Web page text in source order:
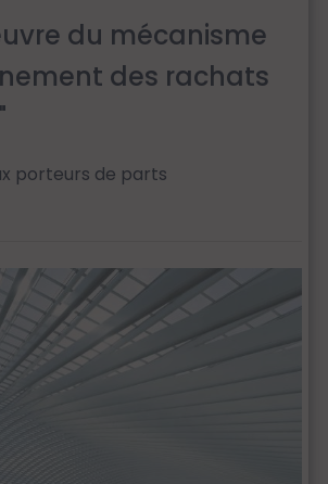
du mécanisme
des rachats
porteurs de parts